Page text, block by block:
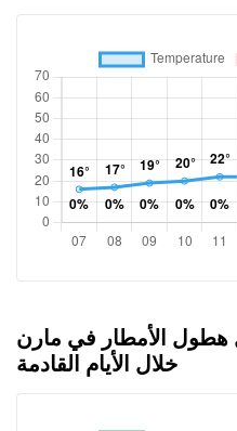
هطول الأمطار في مارن
خلال الأيام القادمة